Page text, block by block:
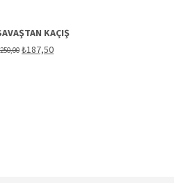
KAÇIŞ
250,00 Orijinal
fiyat:
₺187,50Şu
andaki